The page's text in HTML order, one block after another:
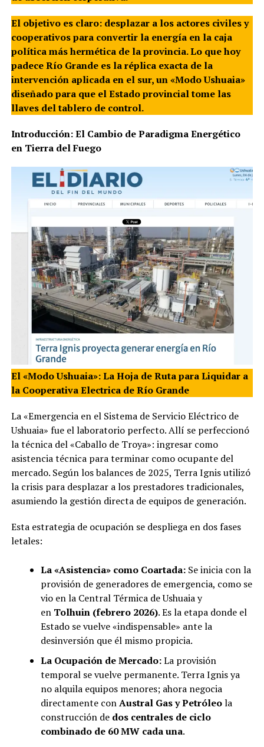
El objetivo es claro: desplazar a los actores civiles y
cooperativos para convertir la energía en la caja
política más hermética de la provincia. Lo que hoy
padece Río Grande es la réplica exacta de la
intervención aplicada en el sur, un «Modo Ushuaia»
diseñado para que el Estado provincial tome las
llaves del tablero de control.
Introducción: El Cambio de Paradigma Energético
en Tierra del Fuego
El «Modo Ushuaia»: La Hoja de Ruta para Liquidar a
la Cooperativa Electrica de Río Grande
La «Emergencia en el Sistema de Servicio Eléctrico de
Ushuaia» fue el laboratorio perfecto. Allí se perfeccionó
la técnica del «Caballo de Troya»: ingresar como
asistencia técnica para terminar como ocupante del
mercado. Según los balances de 2025, Terra Ignis utilizó
la crisis para desplazar a los prestadores tradicionales,
asumiendo la gestión directa de equipos de generación.
Esta estrategia de ocupación se despliega en dos fases
letales:
La «Asistencia» como Coartada:Se inicia con la
provisión de generadores de emergencia, como se
vio en la Central Térmica de Ushuaia y
en Tolhuin (febrero 2026). Es la etapa donde el
Estado se vuelve «indispensable» ante la
desinversión que él mismo propicia.
La Ocupación de Mercado:La provisión
temporal se vuelve permanente. Terra Ignis ya
no alquila equipos menores; ahora negocia
directamente conAustral Gas y Petróleola
construcción de dos centrales de ciclo
combinado de 60 MW cada una.